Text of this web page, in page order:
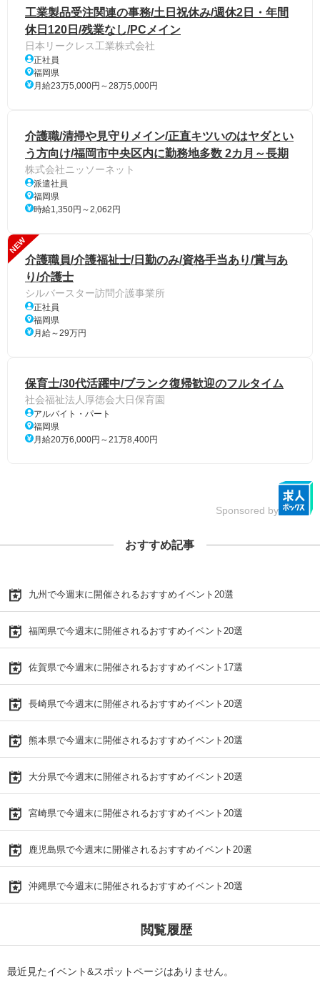
工業製品受注関連の事務/土日祝休み/週休2日・年間
休日120日/残業なし/PCメイン
日本リークレス工業株式会社
正社員
福岡県
月給23万5,000円～28万5,000円
介護職/清掃や見守りメイン/正直キツいのはヤダとい
う方向け/福岡市中央区内に勤務地多数 2カ月～長期
株式会社ニッソーネット
派遣社員
福岡県
時給1,350円～2,062円
NEW
介護職員/介護福祉士/日勤のみ/資格手当あり/賞与あ
り/介護士
シルバースター訪問介護事業所
正社員
福岡県
月給～29万円
保育士/30代活躍中/ブランク復帰歓迎のフルタイム
社会福祉法人厚徳会大日保育園
アルバイト・パート
福岡県
月給20万6,000円～21万8,400円
Sponsored by
おすすめ記事
九州で今週末に開催されるおすすめイベント20選
福岡県で今週末に開催されるおすすめイベント20選
佐賀県で今週末に開催されるおすすめイベント17選
長崎県で今週末に開催されるおすすめイベント20選
熊本県で今週末に開催されるおすすめイベント20選
大分県で今週末に開催されるおすすめイベント20選
宮崎県で今週末に開催されるおすすめイベント20選
鹿児島県で今週末に開催されるおすすめイベント20選
沖縄県で今週末に開催されるおすすめイベント20選
閲覧履歴
最近見たイベント&スポットページはありません。